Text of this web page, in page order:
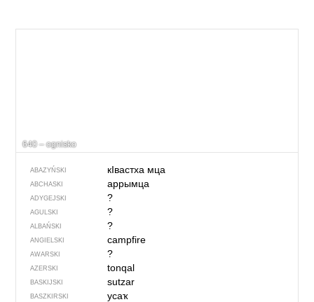
640 – ognisko
ABAZYŃSKI кIвастха мца
ABCHASKI аррымца
ADYGEJSKI ?
AGULSKI ?
ALBAŃSKI ?
ANGIELSKI campfire
AWARSKI ?
AZERSKI tonqal
BASKIJSKI sutzar
BASZKIRSKI усаҡ